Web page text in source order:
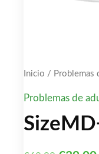
Inicio / Problemas
Problemas de